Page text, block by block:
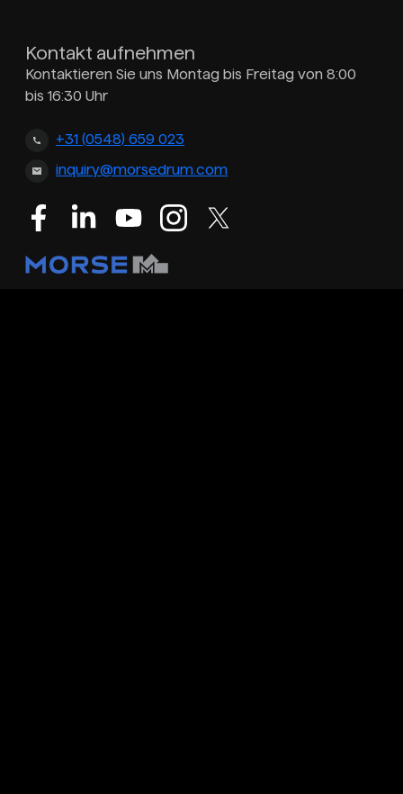
Kontakt aufnehmen
Kontaktieren Sie uns Montag bis Freitag von 8:00
bis 16:30 Uhr
+31 (0548) 659 023
inquiry@morsedrum.com